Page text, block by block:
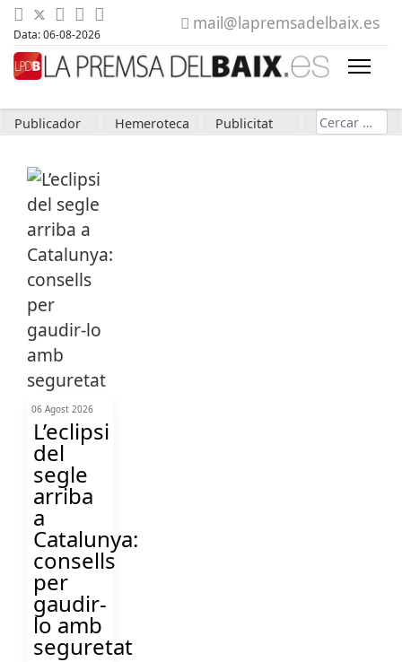
Data: 06-08-2026
mail@lapremsadelbaix.es
Publicador Hemeroteca Publicitat Cerca
06 Agost 2026
L’eclipsi
del
segle
arriba
a
Catalunya:
consells
per
gaudir-
lo amb
seguretat